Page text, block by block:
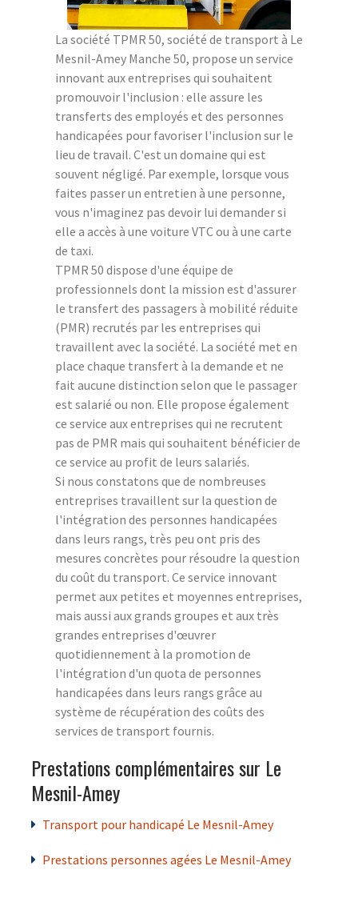
La société TPMR 50, société de transport à Le
Mesnil-Amey Manche 50, propose un service
innovant aux entreprises qui souhaitent
promouvoir l'inclusion : elle assure les
transferts des employés et des personnes
handicapées pour favoriser l'inclusion sur le
lieu de travail. C'est un domaine qui est
souvent négligé. Par exemple, lorsque vous
faites passer un entretien à une personne,
vous n'imaginez pas devoir lui demander si
elle a accès à une voiture VTC ou à une carte
de taxi.
TPMR 50 dispose d'une équipe de
professionnels dont la mission est d'assurer
le transfert des passagers à mobilité réduite
(PMR) recrutés par les entreprises qui
travaillent avec la société. La société met en
place chaque transfert à la demande et ne
fait aucune distinction selon que le passager
est salarié ou non. Elle propose également
ce service aux entreprises qui ne recrutent
pas de PMR mais qui souhaitent bénéficier de
ce service au profit de leurs salariés.
Si nous constatons que de nombreuses
entreprises travaillent sur la question de
l'intégration des personnes handicapées
dans leurs rangs, très peu ont pris des
mesures concrètes pour résoudre la question
du coût du transport. Ce service innovant
permet aux petites et moyennes entreprises,
mais aussi aux grands groupes et aux très
grandes entreprises d'œuvrer
quotidiennement à la promotion de
l'intégration d'un quota de personnes
handicapées dans leurs rangs grâce au
système de récupération des coûts des
services de transport fournis.
Prestations complémentaires sur Le
Mesnil-Amey
Transport pour handicapé Le Mesnil-Amey
Prestations personnes agées Le Mesnil-Amey